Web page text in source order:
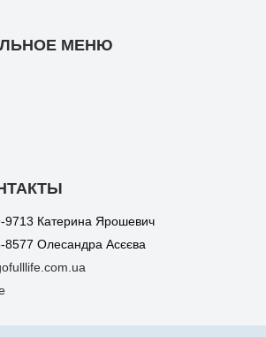
МЕНЮ
9713 Катерина Ярошевич
Олесандра Асєєва